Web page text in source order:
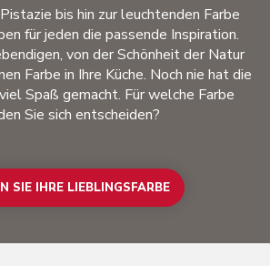
bis hin zur leuchtenden Farbe
für jeden die passende Inspiration.
von der Schönheit der Natur
Farbe in Ihre Küche. Noch nie hat die
Spaß gemacht. Für welche Farbe
Sie sich entscheiden?
SIE IHRE LIEBLINGSFARBE